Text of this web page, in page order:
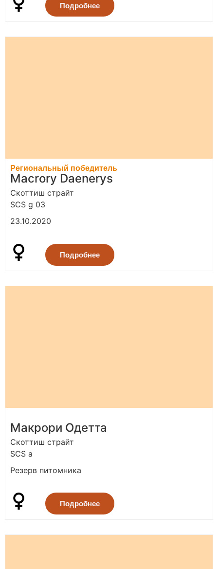
Подробнее
Региональный победитель
Macrory Daenerys
Скоттиш страйт
SCS g 03
23.10.2020
Подробнее
Макрори Одетта
Скоттиш страйт
SCS a
Pезерв питомника
Подробнее